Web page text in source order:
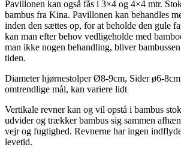
Pavillonen kan også fås i 3×4 og 4×4 mtr.
bambus fra Kina. Pavillonen kan behandles
inden den sættes op, for at beholde den gule
kan man efter behov vedligeholde med
man ikke nogen behandling, bliver
tiden.
Diameter hjørnestolper Ø8-9cm, Sider ø6-
omtrendlige mål, kan variere lidt
Vertikale revner kan og vil opstå i bambus
udvider og trækker bambus sig sammen
vejr og fugtighed. Revnerne har ingen
levetid.